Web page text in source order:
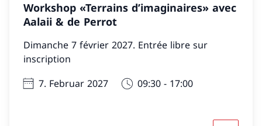
Workshop «Terrains d’imaginaires» avec
Aalaii & de Perrot
Dimanche 7 février 2027. Entrée libre sur
inscription
7. Februar 2027
09:30 - 17:00